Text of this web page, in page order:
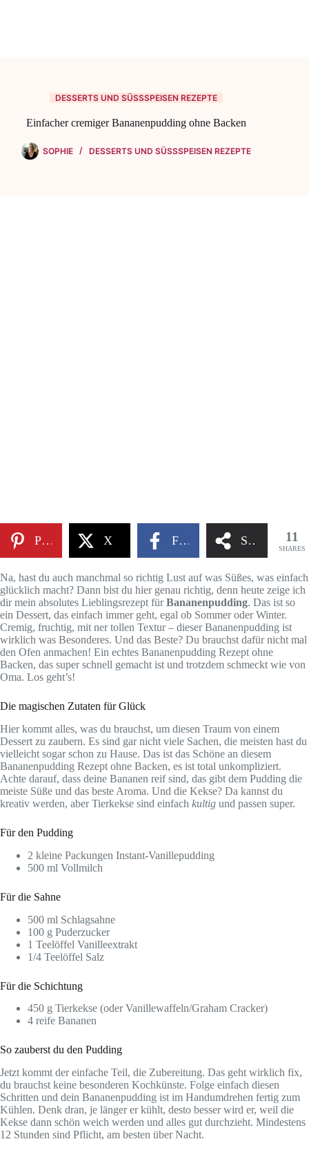
DESSERTS UND SÜSSSPEISEN REZEPTE
Einfacher cremiger Bananenpudding ohne Backen
SOPHIE DESSERTS UND SÜSSSPEISEN REZEPTE
Pinterest X Facebook Share 11
SHARES
Na, hast du auch manchmal so richtig Lust auf was Süßes, was einfach
glücklich macht? Dann bist du hier genau richtig, denn heute zeige ich
dir mein absolutes Lieblingsrezept fürBananenpudding. Das ist so
ein Dessert, das einfach immer geht, egal ob Sommer oder Winter.
Cremig, fruchtig, mit ner tollen Textur – dieser Bananenpudding ist
wirklich was Besonderes. Und das Beste? Du brauchst dafür nicht mal
den Ofen anmachen! Ein echtes Bananenpudding Rezept ohne
Backen, das super schnell gemacht ist und trotzdem schmeckt wie von
Oma. Los geht’s!
Die magischen Zutaten für Glück
Hier kommt alles, was du brauchst, um diesen Traum von einem
Dessert zu zaubern. Es sind gar nicht viele Sachen, die meisten hast du
vielleicht sogar schon zu Hause. Das ist das Schöne an diesem
Bananenpudding Rezept ohne Backen, es ist total unkompliziert.
Achte darauf, dass deine Bananen reif sind, das gibt dem Pudding die
meiste Süße und das beste Aroma. Und die Kekse? Da kannst du
kreativ werden, aber Tierkekse sind einfach kultig und passen super.
Für den Pudding
2 kleine Packungen Instant-Vanillepudding
500 ml Vollmilch
Für die Sahne
500 ml Schlagsahne
100 g Puderzucker
1 Teelöffel Vanilleextrakt
1/4 Teelöffel Salz
Für die Schichtung
450 g Tierkekse (oder Vanillewaffeln/Graham Cracker)
4 reife Bananen
So zauberst du den Pudding
Jetzt kommt der einfache Teil, die Zubereitung. Das geht wirklich fix,
du brauchst keine besonderen Kochkünste. Folge einfach diesen
Schritten und dein Bananenpudding ist im Handumdrehen fertig zum
Kühlen. Denk dran, je länger er kühlt, desto besser wird er, weil die
Kekse dann schön weich werden und alles gut durchzieht. Mindestens
12 Stunden sind Pflicht, am besten über Nacht.